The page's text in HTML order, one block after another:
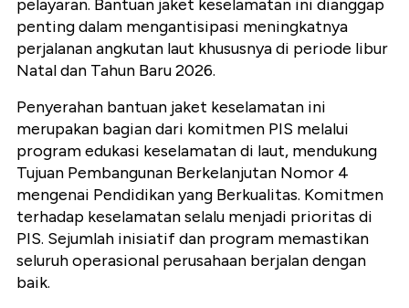
pelayaran. Bantuan jaket keselamatan ini dianggap
penting dalam mengantisipasi meningkatnya
perjalanan angkutan laut khususnya di periode libur
Natal dan Tahun Baru 2026.
Penyerahan bantuan jaket keselamatan ini
merupakan bagian dari komitmen PIS melalui
program edukasi keselamatan di laut, mendukung
Tujuan Pembangunan Berkelanjutan Nomor 4
mengenai Pendidikan yang Berkualitas. Komitmen
terhadap keselamatan selalu menjadi prioritas di
PIS. Sejumlah inisiatif dan program memastikan
seluruh operasional perusahaan berjalan dengan
baik.